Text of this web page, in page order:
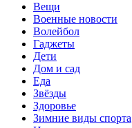
Вещи
Военные новости
Волейбол
Гаджеты
Дети
Дом и сад
Еда
Звёзды
Здоровье
Зимние виды спорта